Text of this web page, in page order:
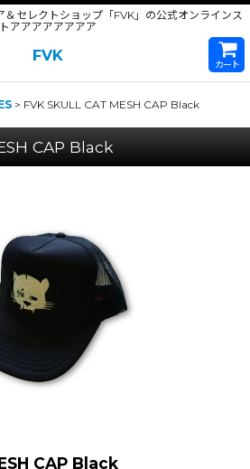
＆セレクトショップ「FVK」の公式オンラインス
トアアアアアアアア
FVK
カート
> FVK SKULL CAT MESH CAP Black
CAP Black
CAP Black